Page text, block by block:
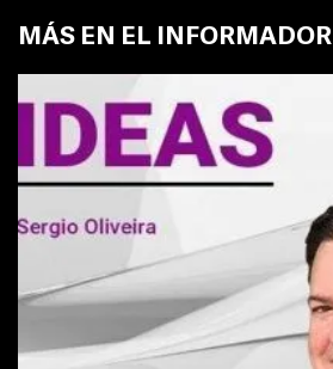
MÁS EN EL INFORMADOR